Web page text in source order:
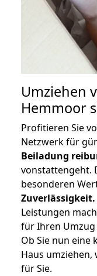
Umziehen
Hemmoor
Profitieren Sie
Netzwerk für
Beiladung
vonstattengeht.
besonderen
Zuverlässigkeit.
Leistungen
für Ihren
Ob Sie nun eine
Haus umziehen,
für Sie.